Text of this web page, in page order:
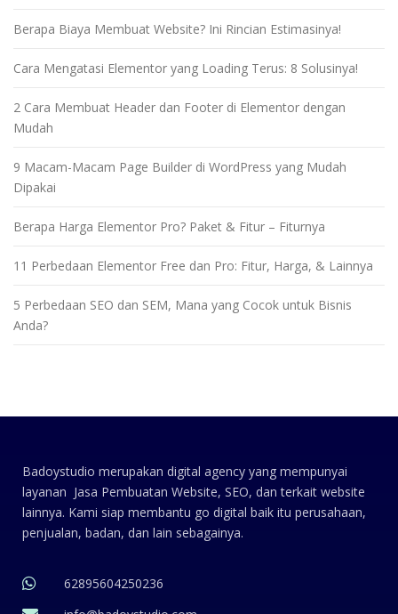
Berapa Biaya Membuat Website? Ini Rincian Estimasinya!
Cara Mengatasi Elementor yang Loading Terus: 8 Solusinya!
2 Cara Membuat Header dan Footer di Elementor dengan
Mudah
9 Macam-Macam Page Builder di WordPress yang Mudah
Dipakai
Berapa Harga Elementor Pro? Paket & Fitur – Fiturnya
11 Perbedaan Elementor Free dan Pro: Fitur, Harga, & Lainnya
5 Perbedaan SEO dan SEM, Mana yang Cocok untuk Bisnis
Anda?
Badoystudio merupakan digital agency yang mempunyai
layanan Jasa Pembuatan Website, SEO, dan terkait website
lainnya. Kami siap membantu go digital baik itu perusahaan,
penjualan, badan, dan lain sebagainya.
62895604250236